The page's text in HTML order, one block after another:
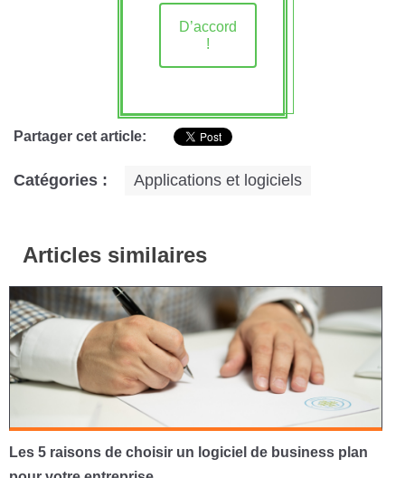
D’accord
!
Partager cet article:
Catégories : Applications et logiciels
Articles similaires
Les 5 raisons de choisir un logiciel de business plan